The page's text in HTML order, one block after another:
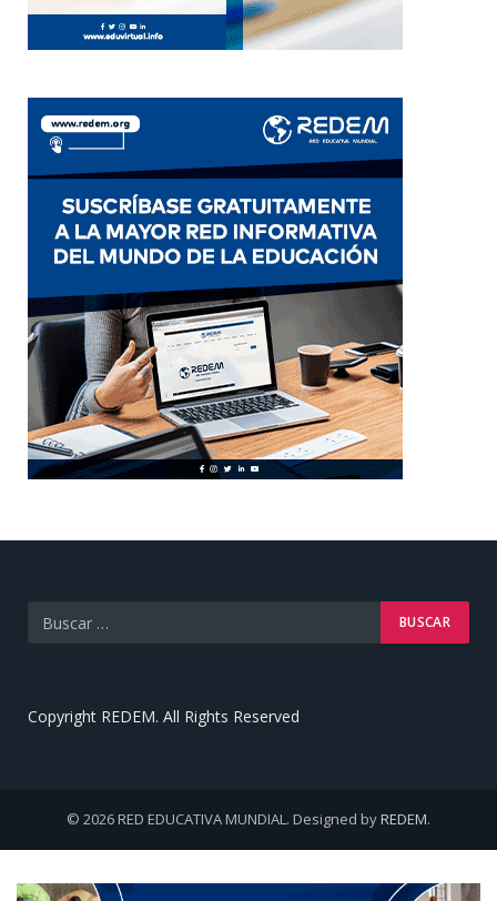
Copyright REDEM. All Rights Reserved
© 2026 RED EDUCATIVA MUNDIAL. Designed byREDEM.